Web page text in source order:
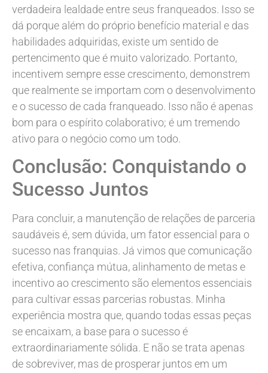
verdadeira lealdade entre seus franqueados. Isso se
dá porque além do próprio benefício material e das
habilidades adquiridas, existe um sentido de
pertencimento que é muito valorizado. Portanto,
incentivem sempre esse crescimento, demonstrem
que realmente se importam com o desenvolvimento
e o sucesso de cada franqueado. Isso não é apenas
bom para o espírito colaborativo; é um tremendo
ativo para o negócio como um todo.
Conclusão: Conquistando o
Sucesso Juntos
Para concluir, a manutenção de relações de parceria
saudáveis é, sem dúvida, um fator essencial para o
sucesso nas franquias. Já vimos que comunicação
efetiva, confiança mútua, alinhamento de metas e
incentivo ao crescimento são elementos essenciais
para cultivar essas parcerias robustas. Minha
experiência mostra que, quando todas essas peças
se encaixam, a base para o sucesso é
extraordinariamente sólida. E não se trata apenas
de sobreviver, mas de prosperar juntos em um